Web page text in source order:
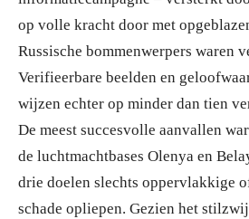
op volle kracht door met
Russische bommenwerpers waren
Verifieerbare beelden en
wijzen echter op minder dan tien
De meest succesvolle aanvallen
de luchtmachtbases Olenya en
drie doelen slechts oppervlakkige
schade opliepen. Gezien het